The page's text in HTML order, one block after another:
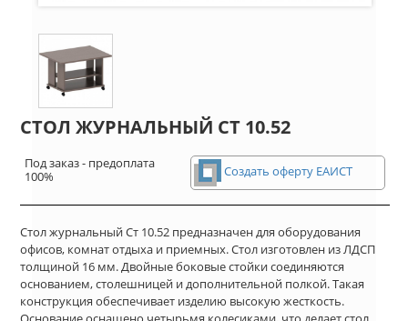
СТОЛ ЖУРНАЛЬНЫЙ СТ 10.52
Под заказ - предоплата
100%
Создать оферту ЕАИСТ
Стол журнальный Ст 10.52 предназначен для оборудования
офисов, комнат отдыха и приемных. Стол изготовлен из ЛДСП
толщиной 16 мм. Двойные боковые стойки соединяются
основанием, столешницей и дополнительной полкой. Такая
конструкция обеспечивает изделию высокую жесткость.